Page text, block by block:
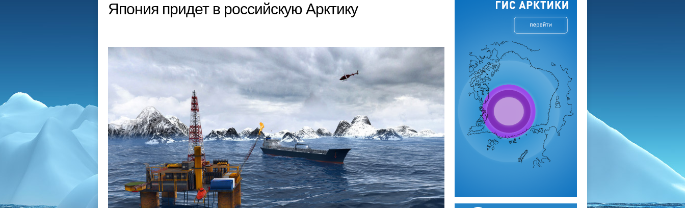
Япония придет в российскую Арктику